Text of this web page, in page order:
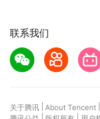
联系我们
关于腾讯 About Tencent